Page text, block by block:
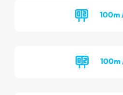
100m
100m